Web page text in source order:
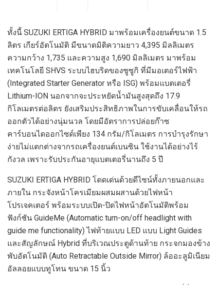
ทั้งนี้ SUZUKI ERTIGA HYBRID มาพร้อมเครื่องยนต์ขนาด 1.5
ลิตร เกียร์อัตโนมัติ มีขนาดมิติความยาว 4,395 มิลลิเมตร
ความกว้าง 1,735 และความสูง 1,690 มิลลิเมตร มาพร้อม
เทคโนโลยี SHVS ระบบไฮบริดของซูซูกิ ที่มีมอเตอร์ไฟฟ้า
(Integrated Starter Generator หรือ ISG) พร้อมแบตเตอรี่
Lithium-ION นอกจากจะประหยัดน้ำมันสูงสุดถึง 17.9
กิโลเมตรต่อลิตร ยังเสริมประสิทธิภาพในการขับเคลื่อนให้รถ
ออกตัวได้อย่างนุ่มนวล โดยมีอัตราการปล่อยก๊าซ
คาร์บอนไดออกไซด์เพียง 134 กรัม/กิโลเมตร การบำรุงรักษา
ง่ายไม่แตกต่างจากรถเครื่องยนต์เบนซิน ใช้งานได้อย่างไร้
กังวล เพราะรับประกันอายุแบตเตอรี่นานถึง 5 ปี
SUZUKI ERTIGA HYBRID โดดเด่นด้วยดีไซน์ทั้งภายนอกและ
ภายใน กระจังหน้าโครเมียมผสมผสานด้วยไฟหน้า
โปรเจคเตอร์ พร้อมระบบเปิด-ปิดไฟหน้าอัตโนมัติพร้อม
ฟังก์ชัน GuideMe (Automatic turn-on/off headlight with
guide me functionality)ไฟท้ายแบบ LED แบบ Light Guides
และสัญลักษณ์ Hybrid ที่บริเวณประตูด้านท้าย กระจกมองข้าง
พับอัตโนมัติ (Auto Retractable Outside Mirror) ล้ออะลูมิเนียม
อัลลอยแบบทูโทน ขนาด 15 นิ้ว